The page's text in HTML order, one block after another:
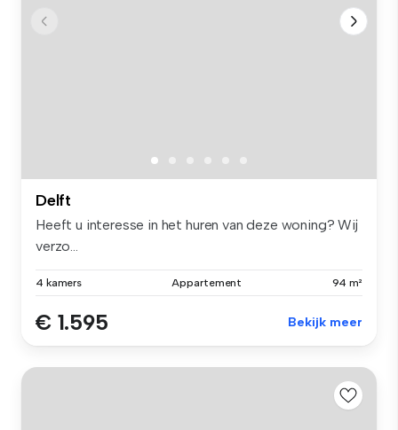
Delft
Heeft u interesse in het huren van deze woning? Wij
verzo...
4 kamers Appartement 94 m²
€ 1.595 Bekijk meer